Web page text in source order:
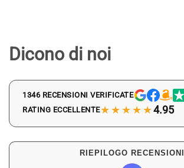
Dicono di noi
1346 RECENSIONI VERIFICATE
RATING ECCELLENTE★★★★★4.95
RIEPILOGO RECENSIONI